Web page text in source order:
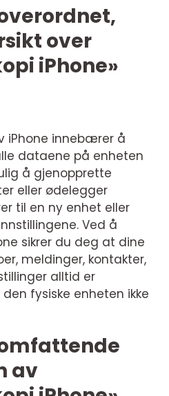
over
iPhone»
iPhone innebærer å
dataene på enheten
å gjenopprette
eller ødelegger
til en ny enhet eller
Ved å
sikrer du deg at dine
meldinger, kontakter,
alltid er
fysiske enheten ikke
av